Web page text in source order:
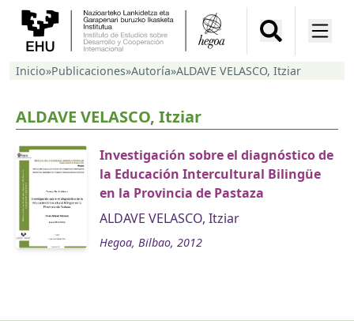
Inicio»Publicaciones»Autoría»ALDAVE VELASCO, Itziar
ALDAVE VELASCO, Itziar
Investigación sobre el diagnóstico de
la Educación Intercultural Bilingüe
en la Provincia de Pastaza
ALDAVE VELASCO, Itziar
Hegoa, Bilbao, 2012